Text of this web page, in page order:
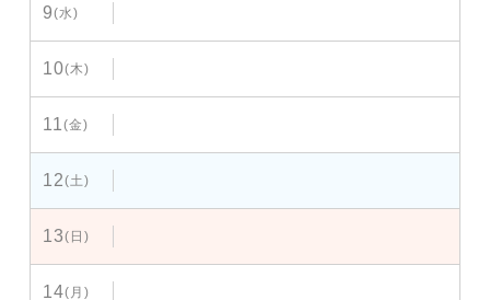
9(水)
10(木)
11(金)
12(土)
13(日)
14(月)